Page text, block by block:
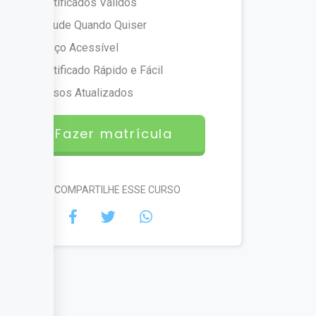
Estude Quando Quiser
Preço Acessível
Certificado Rápido e Fácil
Cursos Atualizados
Fazer matrícula
#COMPARTILHE ESSE CURSO